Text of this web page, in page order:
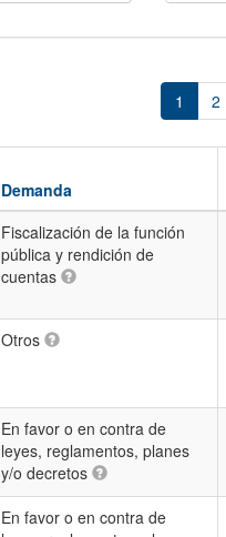
1 2
Demanda
Fiscalización de la función
pública y rendición de
cuentas
Otros
En favor o en contra de
leyes, reglamentos, planes
y/o decretos
En favor o en contra de